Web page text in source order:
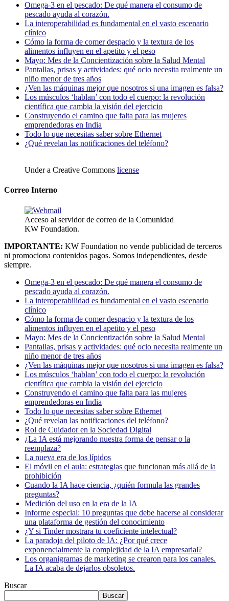
Omega-3 en el pescado: De qué manera el consumo de
pescado ayuda al corazón.
La interoperabilidad es fundamental en el vasto escenario
clínico
Cómo la forma de comer despacio y la textura de los
alimentos influyen en el apetito y el peso
Mayo: Mes de la Concientización sobre la Salud Mental
Pantallas, prisas y actividades: qué ocio necesita realmente un
niño menor de tres años
¿Ven las máquinas mejor que nosotros si una imagen es falsa?
Los músculos ‘hablan’ con todo el cuerpo: la revolución
científica que cambia la visión del ejercicio
Construyendo el camino que falta para las mujeres
emprendedoras en India
Todo lo que necesitas saber sobre Ethernet
¿Qué revelan las notificaciones del teléfono?
Under a Creative Commons license
Correo Interno
Acceso al servidor de correo de la Comunidad
KW Foundation.
IMPORTANTE: KW Foundation no vende publicidad de terceros
ni promociona contenidos pagos. Somos independientes, desde
siempre.
Omega-3 en el pescado: De qué manera el consumo de
pescado ayuda al corazón.
La interoperabilidad es fundamental en el vasto escenario
clínico
Cómo la forma de comer despacio y la textura de los
alimentos influyen en el apetito y el peso
Mayo: Mes de la Concientización sobre la Salud Mental
Pantallas, prisas y actividades: qué ocio necesita realmente un
niño menor de tres años
¿Ven las máquinas mejor que nosotros si una imagen es falsa?
Los músculos ‘hablan’ con todo el cuerpo: la revolución
científica que cambia la visión del ejercicio
Construyendo el camino que falta para las mujeres
emprendedoras en India
Todo lo que necesitas saber sobre Ethernet
¿Qué revelan las notificaciones del teléfono?
Rol de Cuidador en la Sociedad Digital
¿La IA está mejorando nuestra forma de pensar o la
reemplaza?
La nueva era de los lípidos
El móvil en el aula: estrategias que funcionan más allá de la
prohibición
Cuando la IA hace ciencia, ¿quién formula las grandes
preguntas?
Medición del uso en la era de la IA
Informe especial: 10 preguntas que debe hacerse al considerar
una plataforma de gestión del conocimiento
¿Y si Tinder mostrara tu coeficiente intelectual?
La paradoja del piloto de IA: ¿Por qué crece
exponencialmente la complejidad de la IA empresarial?
Los organigramas de marketing se crearon para los canales.
La IA acaba de dejarlos obsoletos.
Buscar
Buscar